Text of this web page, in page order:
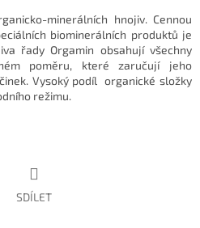
minerálních hnojiv. Cennou
biominerálních produktů je
řady Orgamin obsahují všechny
poměru, které zaručují jeho
Vysoký podíl organické složky
režimu.
SDÍLET